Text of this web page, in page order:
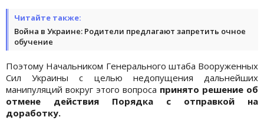
Читайте также:
Война в Украине: Родители предлагают запретить очное
обучение
Поэтому Начальником Генерального штаба Вооруженных
Сил Украины с целью недопущения дальнейших
манипуляций вокруг этого вопроса принято решение об
отмене действия Порядка с отправкой на
доработку.